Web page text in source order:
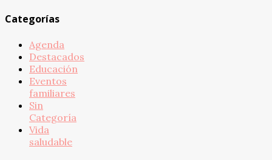
Categorías
Agenda
Destacados
Educación
Eventos
familiares
Sin
Categoría
Vida
saludable